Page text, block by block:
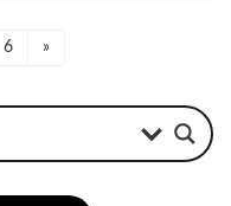
固
ー
6 »